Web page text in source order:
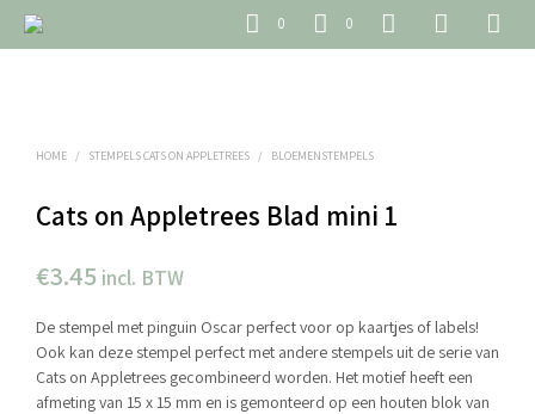
0 0
HOME / STEMPELS CATS ON APPLETREES / BLOEMENSTEMPELS
Cats on Appletrees Blad mini 1
€3.45 incl. BTW
De stempel met pinguin Oscar perfect voor op kaartjes of labels!
Ook kan deze stempel perfect met andere stempels uit de serie van
Cats on Appletrees gecombineerd worden. Het motief heeft een
afmeting van 15 x 15 mm en is gemonteerd op een houten blok van